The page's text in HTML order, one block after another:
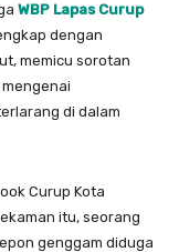
WBP Lapas Curup
dengan
memicu sorotan
di dalam
Curup Kota
itu, seorang
genggam diduga